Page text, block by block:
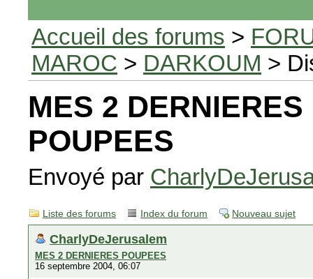
Accueil des forums >
MAROC > DARKOUM >
MES 2 DERNIERES
POUPEES
Envoyé par
Liste des forums Index du forum Nouveau sujet
CharlyDeJerusalem
MES 2 DERNIERES POUPEES
16 septembre 2004, 06:07